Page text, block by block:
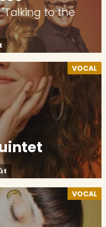
to the
VOCAL
VOCAL